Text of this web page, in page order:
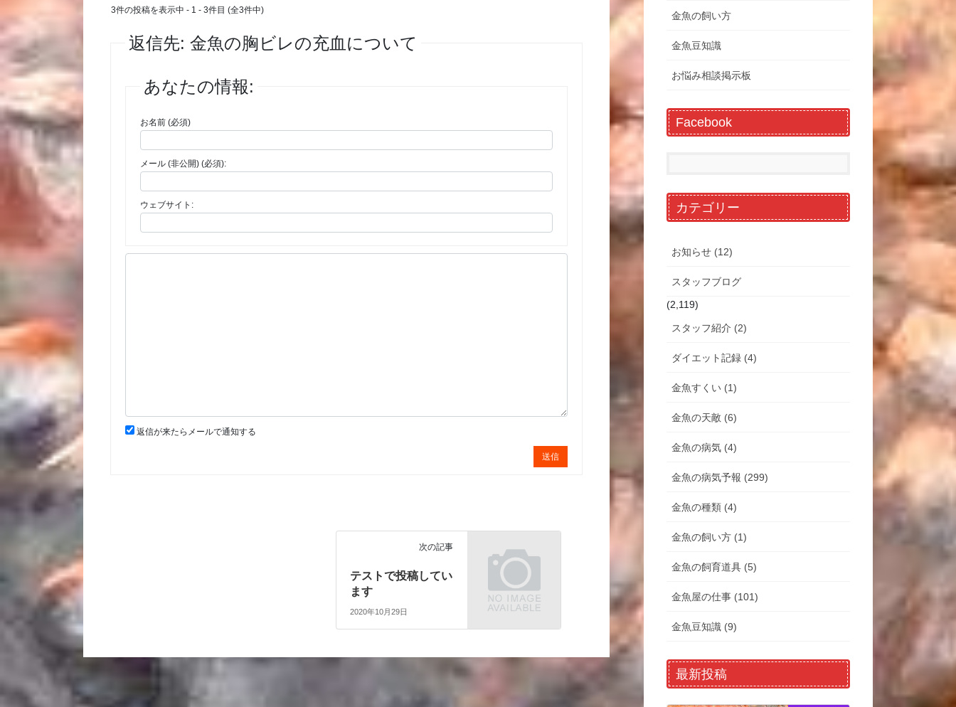
3件の投稿を表示中 - 1 - 3件目 (全3件中)
返信先: 金魚の胸ビレの充血について
あなたの情報:
お名前 (必須)
メール (非公開) (必須):
ウェブサイト:
返信が来たらメールで通知する
送信
次の記事
テストで投稿してい
ます
2020年10月29日
金魚の飼い方
金魚豆知識
お悩み相談掲示板
Facebook
カテゴリー
お知らせ (12)
スタッフブログ
(2,119)
スタッフ紹介 (2)
ダイエット記録 (4)
金魚すくい (1)
金魚の天敵 (6)
金魚の病気 (4)
金魚の病気予報 (299)
金魚の種類 (4)
金魚の飼い方 (1)
金魚の飼育道具 (5)
金魚屋の仕事 (101)
金魚豆知識 (9)
最新投稿